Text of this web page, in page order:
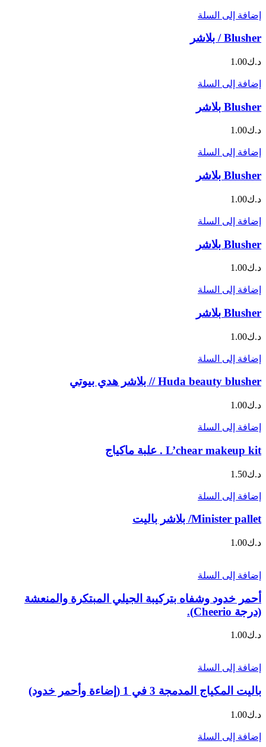
إضافة إلى السلة
Blusher / بلاشر
د.ك1.00
إضافة إلى السلة
Blusher بلاشر
د.ك1.00
إضافة إلى السلة
Blusher بلاشر
د.ك1.00
إضافة إلى السلة
Blusher بلاشر
د.ك1.00
إضافة إلى السلة
Blusher بلاشر
د.ك1.00
إضافة إلى السلة
Huda beauty blusher // بلاشر هدي بيوتي
د.ك1.00
إضافة إلى السلة
L’chear makeup kit . علبة ماكياج
د.ك1.50
إضافة إلى السلة
Minister pallet/ بلاشر باليت
د.ك1.00
إضافة إلى السلة
أحمر خدود وشفاه بتركيبة الجيلي المبتكرة والمنعشة
(درجة Cheerio).
د.ك1.00
إضافة إلى السلة
باليت المكياج المدمجة 3 في 1 (إضاءة وأحمر خدود)
د.ك1.00
إضافة إلى السلة